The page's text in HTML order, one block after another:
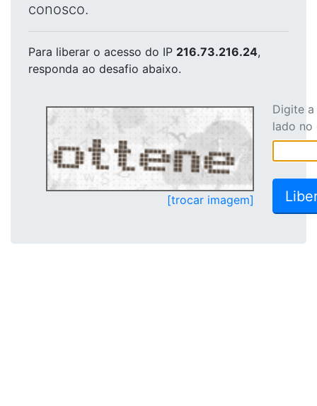
conosco.
Para liberar o acesso do IP 216.73.216.24,
responda ao desafio abaixo.
[trocar imagem]
Digite
lado no